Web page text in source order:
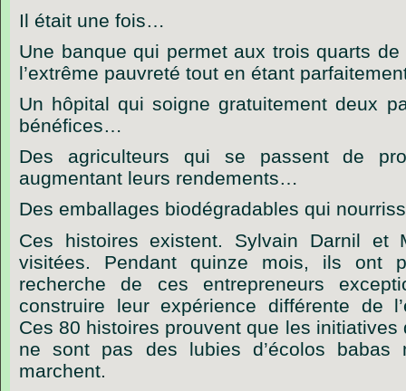
Il était une fois…
Une banque qui permet aux trois quarts
l’extrême pauvreté tout en étant
Un hôpital qui soigne gratuitement deux
bénéfices…
Des agriculteurs qui se passent de
augmentant leurs rendements…
Des emballages biodégradables qui
Ces histoires existent. Sylvain Darnil et
visitées. Pendant quinze mois, ils ont
recherche de ces entrepreneurs
construire leur expérience différente de
Ces 80 histoires prouvent que les
ne sont pas des lubies d’écolos babas
marchent.